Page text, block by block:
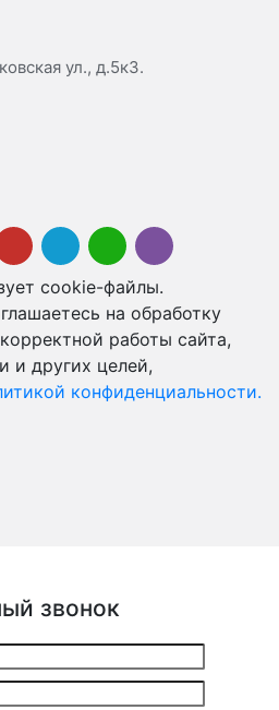
ул., д.5к3.
cookie-файлы.
на обработку
работы сайта,
и других целей,
конфиденциальности.
звонок